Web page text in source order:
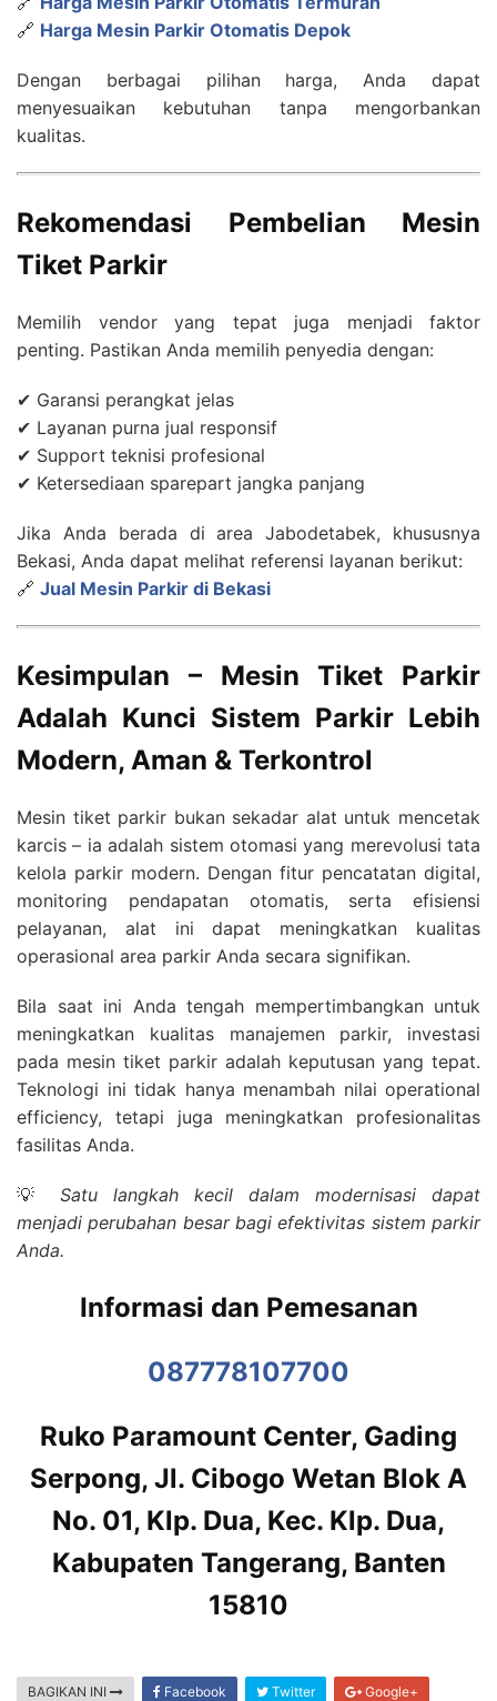
🔗 Harga Mesin Parkir Otomatis Depok
Dengan berbagai pilihan harga, Anda dapat
menyesuaikan kebutuhan tanpa mengorbankan
kualitas.
Rekomendasi Pembelian Mesin
Tiket Parkir
Memilih vendor yang tepat juga menjadi faktor
penting. Pastikan Anda memilih penyedia dengan:
✔ Garansi perangkat jelas
✔ Layanan purna jual responsif
✔ Support teknisi profesional
✔ Ketersediaan sparepart jangka panjang
Jika Anda berada di area Jabodetabek, khususnya
Bekasi, Anda dapat melihat referensi layanan berikut:
🔗 Jual Mesin Parkir di Bekasi
Kesimpulan – Mesin Tiket Parkir
Adalah Kunci Sistem Parkir Lebih
Modern, Aman & Terkontrol
Mesin tiket parkir bukan sekadar alat untuk mencetak
karcis – ia adalah sistem otomasi yang merevolusi tata
kelola parkir modern. Dengan fitur pencatatan digital,
monitoring pendapatan otomatis, serta efisiensi
pelayanan, alat ini dapat meningkatkan kualitas
operasional area parkir Anda secara signifikan.
Bila saat ini Anda tengah mempertimbangkan untuk
meningkatkan kualitas manajemen parkir, investasi
pada mesin tiket parkir adalah keputusan yang tepat.
Teknologi ini tidak hanya menambah nilai operational
efficiency, tetapi juga meningkatkan profesionalitas
fasilitas Anda.
💡 Satu langkah kecil dalam modernisasi dapat
menjadi perubahan besar bagi efektivitas sistem parkir
Anda.
Informasi dan Pemesanan
087778107700
Ruko Paramount Center, Gading
Serpong, Jl. Cibogo Wetan Blok A
No. 01, Klp. Dua, Kec. Klp. Dua,
Kabupaten Tangerang, Banten
15810
BAGIKAN INI Facebook Twitter Google+